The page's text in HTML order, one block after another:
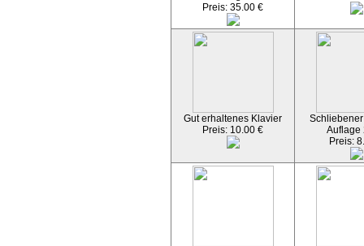
Preis: 35.00 €
Gut erhaltenes Klavier
Preis: 10.00 €
Auflage
Preis: